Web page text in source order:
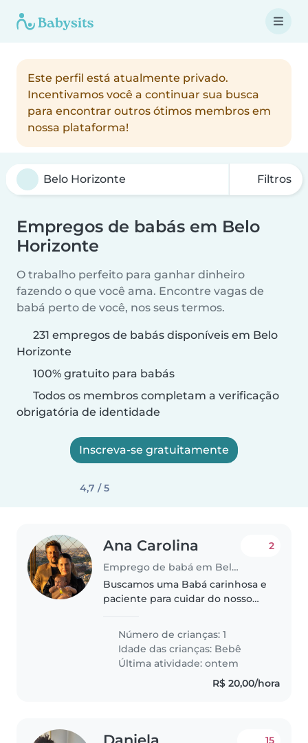
Este perfil está atualmente privado.
Incentivamos você a continuar sua busca
para encontrar outros ótimos membros em
nossa plataforma!
Filtros
Empregos de babás em Belo
Horizonte
O trabalho perfeito para ganhar dinheiro
fazendo o que você ama. Encontre vagas de
babá perto de você, nos seus termos.
231 empregos de babás disponíveis em Belo
Horizonte
100% gratuito para babás
Todos os membros completam a verificação
obrigatória de identidade
Inscreva-se gratuitamente
4,7 / 5
Ana Carolina
Emprego de babá em Belo Horizonte
2
Buscamos uma Babá carinhosa e
paciente para cuidar do nosso
brincalhona.. Entre em contato
para combinarmos um encontro.
Número de crianças: 1
Idade das crianças: Bebê
Última atividade: ontem
R$ 20,00/hora
15